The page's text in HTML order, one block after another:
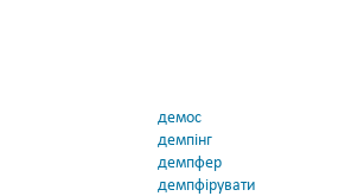
демос
демпінг
демпфер
демпфірувати